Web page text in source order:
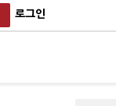
로그인